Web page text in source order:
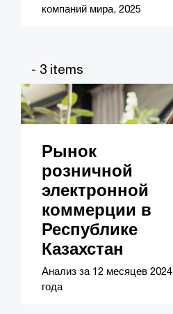
компаний мира, 2025
- 3 items
Рынок
розничной
электронной
коммерции в
Республике
Казахстан
Анализ за 12 месяцев 2024
года